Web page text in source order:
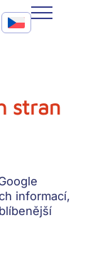
Call To Action
stran
informací,